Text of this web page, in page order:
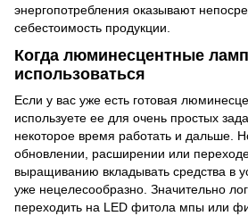
энергопотребления оказывают
себестоимость продукции.
Когда люминесцентные
использоваться
Если у вас уже есть готовая
используете ее для очень простых
некоторое время работать и дальше.
обновлении, расширении или
выращиванию вкладывать средства в
уже нецелесообразно. Значительно
переходить на LED фитола мпы или